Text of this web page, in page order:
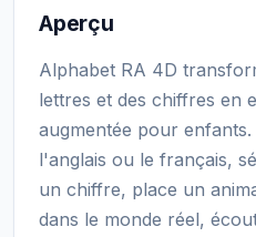
Aperçu
Alphabet RA 4D
lettres et des chiffres en
augmentée pour
l'anglais ou le français,
un chiffre, place un
dans le monde réel,